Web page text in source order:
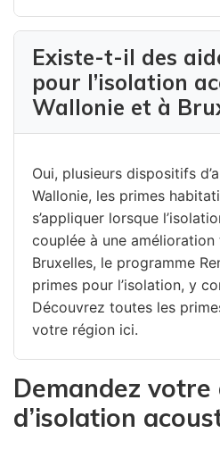
Existe-t-il des
pour l’isolation
Wallonie et à
Oui, plusieurs dispositifs
Wallonie, les primes
s’appliquer lorsque
couplée à une amélioration
Bruxelles, le programme
primes pour l’isolation, y
Découvrez toutes les
votre région ici.
Demandez
d’isolation